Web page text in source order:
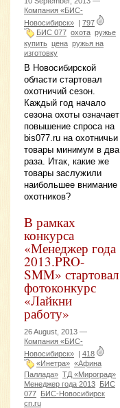
Компания «БИС-
Новосибирск» | 797
БИС 077 охота ружье
купить цена ружья на
изготовку
В Новосибирской
области стартовал
охотничий сезон.
Каждый год начало
сезона охоты означает
повышение спроса на
bis077.ru на охотничьи
товары минимум в два
раза. Итак, какие же
товары заслужили
наибольшее внимание
охотников?
В рамках
конкурса
«Менеджер года
2013.PRO-
SMM» стартовал
фотоконкурс
«Лайкни
работу»
26 August, 2013 —
Компания «БИС-
Новосибирск» | 418
«Инетра» «Афина
Паллада» ТД «Мироград»
Менеджер года 2013 БИС
077 БИС-Новосибирск
cn.ru